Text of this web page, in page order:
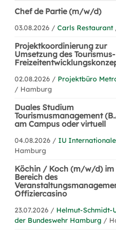
Chef de Partie (m/w/d)
03.08.2026 / Carls Restaurant
Projektkoordinierung zur
Umsetzung des
02.08.2026 / Projektbüro
/ Hamburg
Duales Studium
Tourismusmanagement
am Campus oder virtuell
04.08.2026 / IU
Hamburg
Köchin / Koch (m/w/d) im
Bereich des
Offiziercasino
23.07.2026 / Helmut-
der Bundeswehr Hamburg /